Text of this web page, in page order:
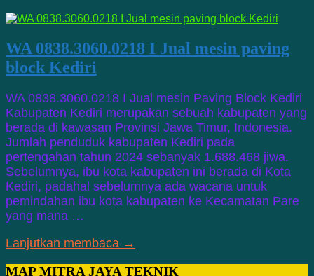
WA 0838.3060.0218 I Jual mesin paving
block Kediri
WA 0838.3060.0218 I Jual mesin Paving Block Kediri
Kabupaten Kediri merupakan sebuah kabupaten yang
berada di kawasan Provinsi Jawa Timur, Indonesia.
Jumlah penduduk kabupaten Kediri pada
pertengahan tahun 2024 sebanyak 1.688.468 jiwa.
Sebelumnya, ibu kota kabupaten ini berada di Kota
Kediri, padahal sebelumnya ada wacana untuk
pemindahan ibu kota kabupaten ke Kecamatan Pare
yang mana …
Lanjutkan membaca →
MAP MITRA JAYA TEKNIK